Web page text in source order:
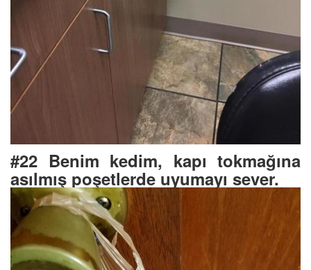
#22 Benim kedim, kapı tokmağına
asılmış poşetlerde uyumayı sever.